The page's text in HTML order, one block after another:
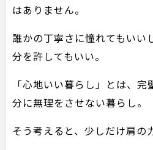
はありません。
誰かの丁寧さに憧れてもいい
分を許してもいい。
「心地いい暮らし」とは、
分に無理をさせない暮らし。
そう考えると、少しだけ肩の